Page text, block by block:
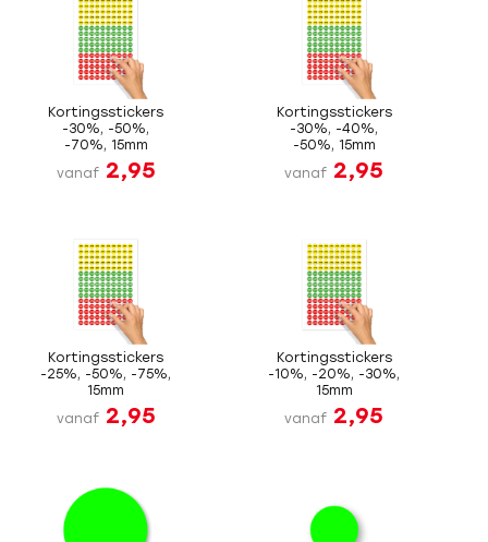
Kortingsstickers
-30%, -50%,
-70%, 15mm
vanaf 2,95
Kortingsstickers
-30%, -40%,
-50%, 15mm
vanaf 2,95
Kortingsstickers
-25%, -50%, -75%,
15mm
vanaf 2,95
Kortingsstickers
-10%, -20%, -30%,
15mm
vanaf 2,95